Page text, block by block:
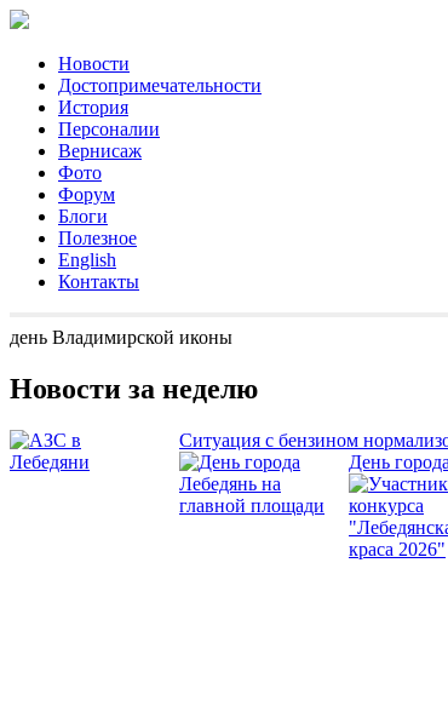
Новости
Достопримечательности
История
Персоналии
Вернисаж
Фото
Форум
Блоги
Полезное
English
Контакты
день Владимирской иконы
Новости за неделю
Ситуация с бензином
День